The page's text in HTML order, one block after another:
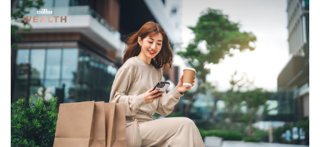
ของแบรนด์กลับมาได้เลยทีเดียว แต่ไม่นานนักผลงานเขากลับ
ไม่เป็นที่พอใจอีกต่อไป บวกกับการที่เขาถูกเรียกไปเกณฑ์
ทหาร และเกิดเป็นปมปัญหาด้านสภาวะจิตใจ แถมยังโดน
Dior ปลดออกจากแบรนด์กลางอากาศ และดึงตัว Marc
Bohan มาแทนที่เขา